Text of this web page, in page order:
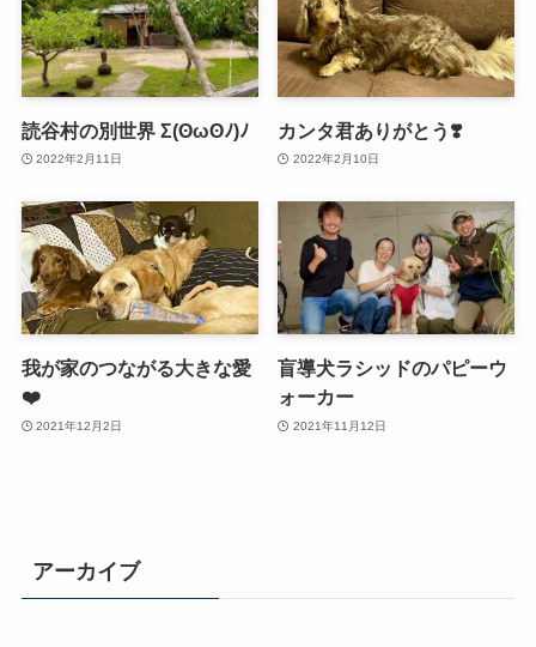
読谷村の別世界 Σ(ʘωʘﾉ)ﾉ
2022年2月11日
カンタ君ありがとう❣️
2022年2月10日
我が家のつながる大きな愛
❤️
2021年12月2日
盲導犬ラシッドのパピーウ
ォーカー
2021年11月12日
アーカイブ